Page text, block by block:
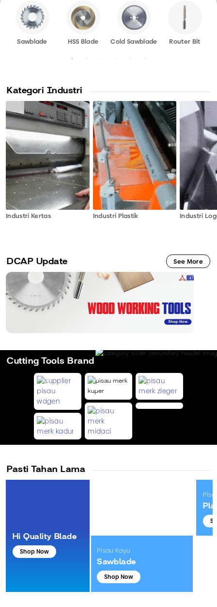
Sawblade HSS Blade Cold Sawblade Router Bit
Kategori Industri
Industri Kertas Industri Plastik Industri
DCAP Update See More
Cutting Tools Brand
Pasti Tahan Lama
Hi Quality Blade
Shop Now
Pisau Kayu
Sawblade
Shop Now